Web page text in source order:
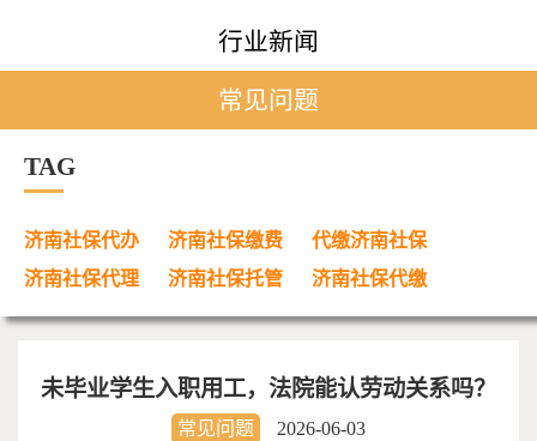
行业新闻
常见问题
TAG
济南社保代办 济南社保缴费
代缴济南社保
济南社保代理
济南社保托管 济南社保代缴
未毕业学生入职用工，法院能认劳动关系吗？
常见问题 2026-06-03